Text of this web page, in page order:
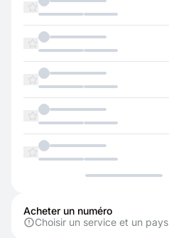
Acheter un numéro
Choisir un service et un pays